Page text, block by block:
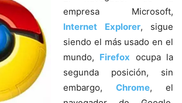
empresa Microsoft,
Internet Explorer, sigue
siendo el más usado en el
mundo, Firefox ocupa la
segunda posición, sin
embargo, Chrome, el